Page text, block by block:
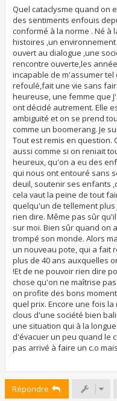
s
a
g
e
Quel cataclysme quand on
des sentiments enfouis
conformé à la norme . Né à
histoires ,un
ouvert au dialogue ,une
rencontre ouverte,les
incapable de m'assumer tel
refoulé,fait une vie sans
heureuse, une femme que
ont décidé autrement. Elle
ambiguïté et on se prend
comme un boomerang. Je
Tout est remis en question.
aussi comme si on reniait
heureux, qu'on a eu des
qui nous ont entouré sans
deuil, soutenir ses enfants
cela vaut la peine de tout
quelqu'un de tellement
rien dire. Même pas sûr
sur moi. Bien sûr quand on
trompé son monde. Alors
un nouveau pote, qui a fait
plus de 40 ans auxquelles
!Et de ne pouvoir rien dire
chose qu'on ne maîtrise
on profite des bons
quel prix. Encore une fois
clous d'une société bien
une situation qui à la
d'évacuer un peu quand le
pas arrivé à faire un c.o
Répondre